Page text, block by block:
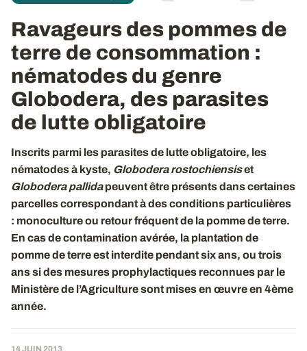
Ravageurs des pommes de
terre de consommation :
nématodes du genre
Globodera, des parasites
de lutte obligatoire
Inscrits parmi les parasites de lutte obligatoire, les
nématodes à kyste, Globodera rostochiensiset
Globodera pallidapeuvent être présents dans certaines
parcelles correspondant à des conditions particulières
: monoculture ou retour fréquent de la pomme de terre.
En cas de contamination avérée, la plantation de
pomme de terre est interdite pendant six ans, ou trois
ans si des mesures prophylactiques reconnues par le
Ministère de l’Agriculture sont mises en œuvre en 4ème
année.
14 JUIN 2013